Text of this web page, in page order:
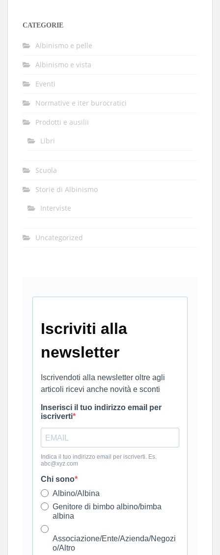
CATEGORIE
Albinismo e pelle
Albinismo e vista
Eventi
Normative e iter burocratici
Prodotti e ausilii
Libri
Scuola
Storie di Albinismo
Interviste
Uncategorized